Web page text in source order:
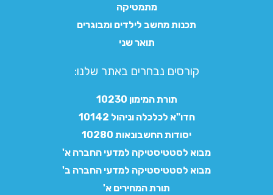
מתמטיקה
תכנות מחשב לילדים ומבוגרים
תואר שני
קורסים נבחרים באתר שלנו:​
תורת המימון 10230
חדו"א לכלכלה וניהול 10142
יסודות החשבונאות 10280
מבוא לסטטיסטיקה למדעי החברה א'
מבוא לסטטיסטיקה למדעי החברה ב'
תורת המחירים א'